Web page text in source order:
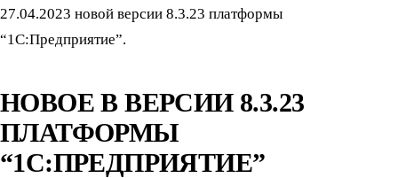
27.04.2023 новой версии 8.3.23 платформы
“1С:Предприятие”.
НОВОЕ В ВЕРСИИ 8.3.23
ПЛАТФОРМЫ
“1С:ПРЕДПРИЯТИЕ”